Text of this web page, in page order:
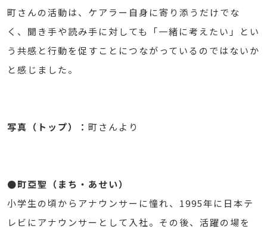
町さんの活動は、ケアラー自身に寄り添うだけでな
く、聞き手や読み手に対しても「一緒に考えたい」とい
う共感と行動を促すことにつながっているのではないか
と感じました。
写真（トップ）： 町さんより
●町亞聖（まち・あせい）
小学生の頃からアナウンサーに憧れ、1995年に日本テ
レビにアナウンサーとして入社。その後、活躍の場を